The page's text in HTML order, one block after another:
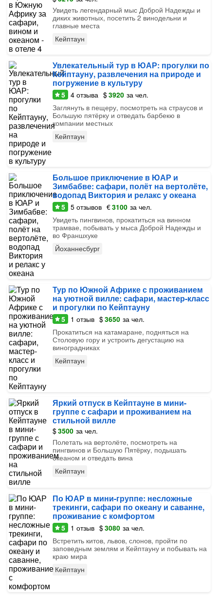
Увидеть легендарный мыс Доброй Надежды и
диких животных, посетить 2 винодельни и
главные места
Кейптаун
Увлекательный тур в ЮАР: прогулки по
Кейптауну, развлечения на природе и
погружение в культуру
5 4 отзыва $3920 за чел.
Заглянуть в пещеру, посмотреть на страусов и
Большую пятёрку и отведать барбекю в
компании местных
Кейптаун
Большое приключение в ЮАР и
Зимбабве: сафари, полёт на вертолёте,
водопад Виктория и релакс у океана
5 5 отзывов €3100 за чел.
Увидеть пингвинов, прокатиться на винном
трамвае, побывать у мыса Доброй Надежды и
во Франшхуке
Йоханнесбург
Тур по Южной Африке с проживанием
на уютной вилле: сафари, мастер-класс
и прогулки по Кейптауну
5 1 отзыв $3650 за чел.
Прокатиться на катамаране, подняться на
Столовую гору и устроить дегустацию на
виноградниках
Кейптаун
Яркий отпуск в Кейптауне в мини-
группе с сафари и проживанием на
стильной вилле
$3500 за чел.
Полетать на вертолёте, посмотреть на
пингвинов и Большую Пятёрку, подышать
океаном и отведать вина
Кейптаун
По ЮАР в мини-группе: несложные
трекинги, сафари по океану и саванне,
проживание с комфортом
5 1 отзыв $3080 за чел.
Встретить китов, львов, слонов, пройти по
заповедным землям и Кейптауну и побывать на
краю мира
Кейптаун